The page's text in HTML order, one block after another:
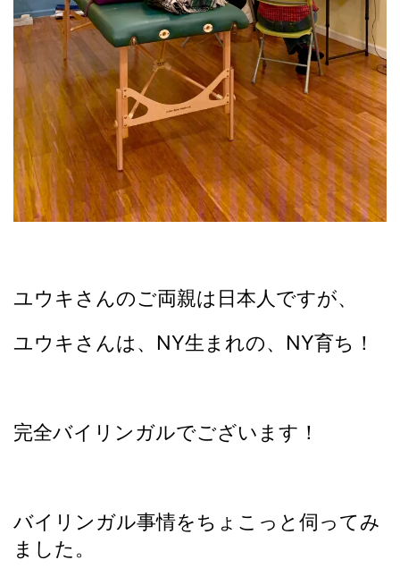
ユウキさんのご両親は日本人ですが、
ユウキさんは、NY生まれの、NY育ち！
完全バイリンガルでございます！
バイリンガル事情をちょこっと伺ってみ
ました。